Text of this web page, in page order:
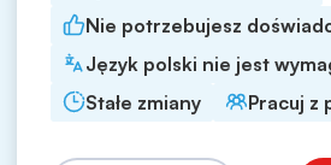
Nie potrzebujesz
Język polski nie jest
Stałe zmiany
Pracuj z